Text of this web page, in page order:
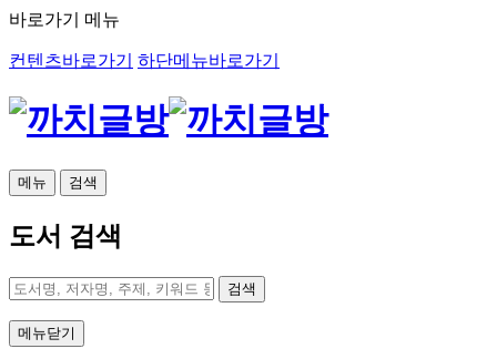
바로가기 메뉴
컨텐츠바로가기 하단메뉴바로가기
메뉴 검색
도서 검색
검색
메뉴닫기